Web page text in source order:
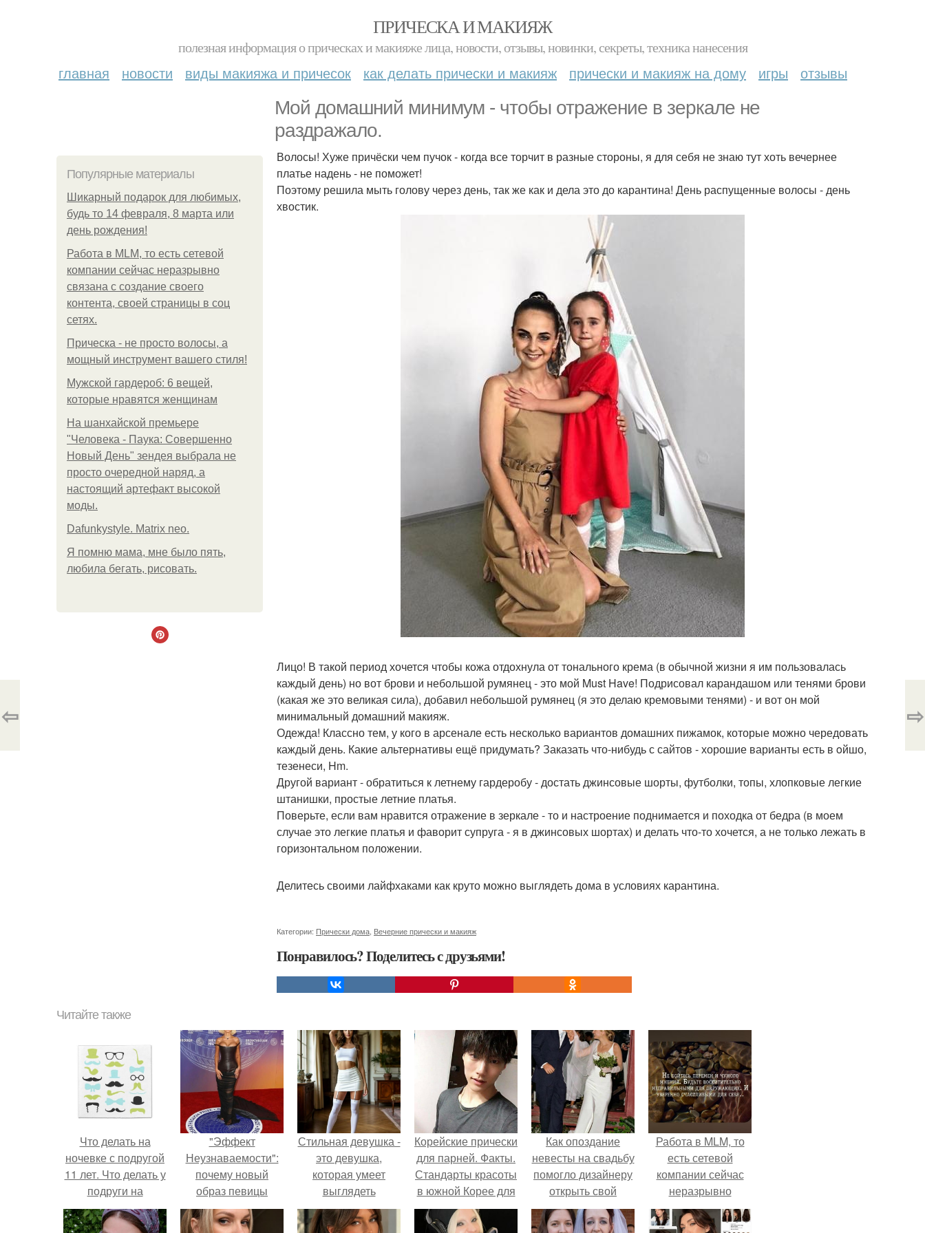
ПРИЧЕСКА И МАКИЯЖ
полезная информация о прическах и макияже лица, новости, отзывы, новинки, секреты, техника нанесения
главная новости виды макияжа и причесок как делать прически и макияж прически и макияж на дому игры отзывы
Мой домашний минимум - чтобы отражение в зеркале не
раздражало.
Популярные материалы
Шикарный подарок для любимых,
будь то 14 февраля, 8 марта или
день рождения!
Работа в MLM, то есть сетевой
компании сейчас неразрывно
связана с создание своего
контента, своей страницы в соц
сетях.
Прическа - не просто волосы, а
мощный инструмент вашего стиля!
Мужской гардероб: 6 вещей,
которые нравятся женщинам
На шанхайской премьере
"Человека - Паука: Совершенно
Новый День" зендея выбрала не
просто очередной наряд, а
настоящий артефакт высокой
моды.
Dafunkystyle. Matrix neo.
Я помню мама, мне было пять,
любила бегать, рисовать.
Волосы! Хуже причёски чем пучок - когда все торчит в разные стороны, я для себя не знаю тут хоть вечернее
платье надень - не поможет!
Поэтому решила мыть голову через день, так же как и дела это до карантина! День распущенные волосы - день
хвостик.
Лицо! В такой период хочется чтобы кожа отдохнула от тонального крема (в обычной жизни я им пользовалась
каждый день) но вот брови и небольшой румянец - это мой Must Have! Подрисовал карандашом или тенями брови
(какая же это великая сила), добавил небольшой румянец (я это делаю кремовыми тенями) - и вот он мой
минимальный домашний макияж.
Одежда! Классно тем, у кого в арсенале есть несколько вариантов домашних пижамок, которые можно чередовать
каждый день. Какие альтернативы ещё придумать? Заказать что-нибудь с сайтов - хорошие варианты есть в oйшо,
тезенеси, Hm.
Другой вариант - обратиться к летнему гардеробу - достать джинсовые шорты, футболки, топы, хлопковые легкие
штанишки, простые летние платья.
Поверьте, если вам нравится отражение в зеркале - то и настроение поднимается и походка от бедра (в моем
случае это легкие платья и фаворит супруга - я в джинсовых шортах) и делать что-то хочется, а не только лежать в
горизонтальном положении.
Делитесь своими лайфхаками как круто можно выглядеть дома в условиях карантина.
Категории: Прически дома Вечерние прически и макияж
Понравилось? Поделитесь с друзьями!
⇦ ⇨
Читайте также
Что делать на
ночевке с подругой
11 лет. Что делать у
подруги на
ночёвке?
"Эффект
Неузнаваемости":
почему новый
образ певицы
вызвал споры о
гранях
Стильная девушка -
это девушка,
которая умеет
выглядеть
привлекательно и
элегантно в любои
Корейские прически
для парней. Факты.
Стандарты красоты
в южной Корее для
парней?
Как опоздание
невесты на свадьбу
помогло дизайнеру
открыть свой
бренд.
Работа в MLM, то
есть сетевой
компании сейчас
неразрывно
связана с создание
своего контента,